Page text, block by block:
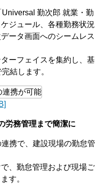
Universal 勤次郎 就業・勤
ジュール、各種勤務状況
ータ画面へのシームレス
ーフェイスを集約し、基
結します。
労務管理まで簡潔に
携で、建設現場の勤怠管
、勤怠管理および現場ご
す。